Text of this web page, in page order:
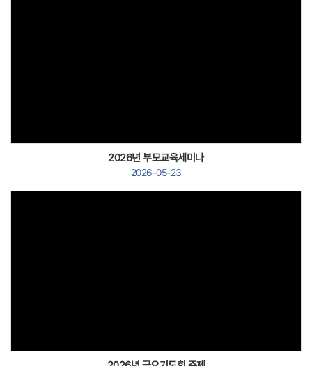
2026년 부모교육세미나
2026-05-23